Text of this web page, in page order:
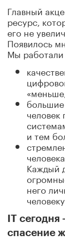
Главный
ресурс,
его не
Появилось
Мы работали
и тем
Каждый
него
IT
спасение